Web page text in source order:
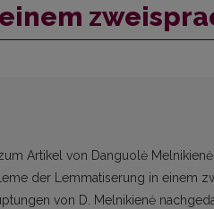
Artikel von Danguolė
der Lemmatiserung in einem
von D. Melnikienė